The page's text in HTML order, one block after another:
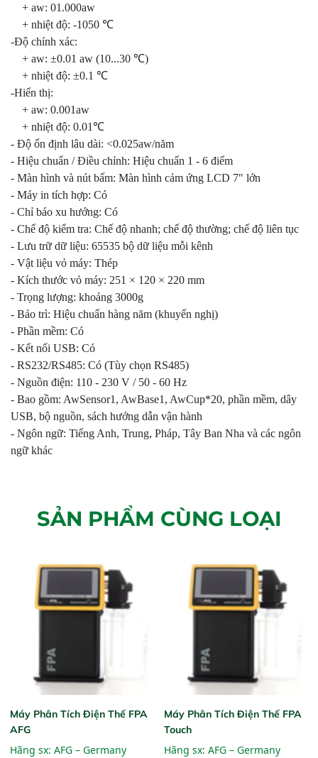
+ aw: 01.000aw
+ nhiệt độ: -1050 ℃
-Độ chính xác:
+ aw: ±0.01 aw (10...30 ℃)
+ nhiệt độ: ±0.1 ℃
‑Hiển thị:
+ aw: 0.001aw
+ nhiệt độ: 0.01℃
‑ Độ ổn định lâu dài: <0.025aw/năm
‑ Hiệu chuẩn / Điều chỉnh: Hiệu chuẩn 1 - 6 điểm
‑ Màn hình và nút bấm: Màn hình cảm ứng LCD 7" lớn
‑ Máy in tích hợp: Có
‑ Chỉ báo xu hướng: Có
‑ Chế độ kiểm tra: Chế độ nhanh; chế độ thường; chế độ liên tục
‑ Lưu trữ dữ liệu: 65535 bộ dữ liệu mỗi kênh
‑ Vật liệu vỏ máy: Thép
‑ Kích thước vỏ máy: 251 × 120 × 220 mm
‑ Trọng lượng: khoảng 3000g
‑ Bảo trì: Hiệu chuẩn hàng năm (khuyến nghị)
‑ Phần mềm: Có
‑ Kết nối USB: Có
‑ RS232/RS485: Có (Tùy chọn RS485)
‑ Nguồn điện: 110 - 230 V / 50 - 60 Hz
‑ Bao gồm: AwSensor1, AwBase1, AwCup*20, phần mềm, dây
USB, bộ nguồn, sách hướng dẫn vận hành
‑ Ngôn ngữ: Tiếng Anh, Trung, Pháp, Tây Ban Nha và các ngôn
ngữ khác
SẢN PHẨM CÙNG LOẠI
Máy Phân Tích Điện Thế FPA
AFG
Hãng sx: AFG – Germany
Máy Phân Tích Điện Thế FPA
Touch
Hãng sx: AFG – Germany